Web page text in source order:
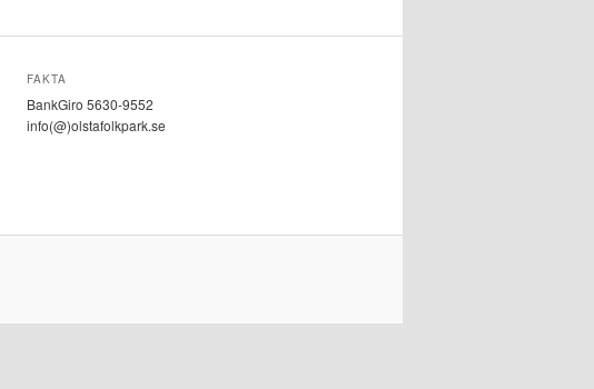
FAKTA
BankGiro 5630-9552
info(@)olstafolkpark.se